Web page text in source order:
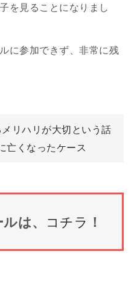
を見ることになりまし
に参加できず、非常に残
リハリが大切という話
亡くなったケース
は、 コチラ ！